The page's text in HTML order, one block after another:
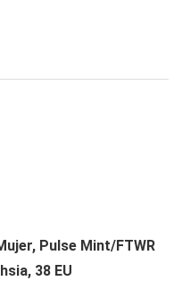
Pulse Mint/FTWR
38 EU